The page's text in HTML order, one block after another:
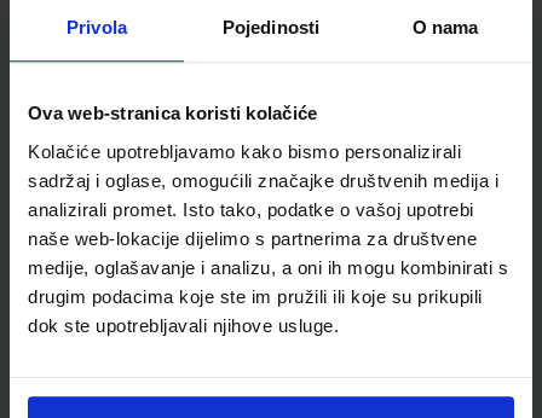
Privola Pojedinosti O nama
Ova web-stranica koristi kolačiće
Kolačiće upotrebljavamo kako bismo personalizirali
sadržaj i oglase, omogućili značajke društvenih medija i
analizirali promet. Isto tako, podatke o vašoj upotrebi
naše web-lokacije dijelimo s partnerima za društvene
medije, oglašavanje i analizu, a oni ih mogu kombinirati s
drugim podacima koje ste im pružili ili koje su prikupili
dok ste upotrebljavali njihove usluge.
BIOLOGIJA 1; udžbenik biologije s dodatnim digitalnim
sadržajima u prvom razredu gimnazija
Nakladnik:
ŠKOLSKA KNJIGA d.d. Registarski broj ministarstva:
SKU:556332 CIJENA:22,20 €
ŠIFRA OMOTA:
Udžbenik
BIOLOGIJA 1; radna bilježnica za biologiju u prvom razredu
Autor(i):Damir Bendelja Žaklin Lukša Martina Vidović